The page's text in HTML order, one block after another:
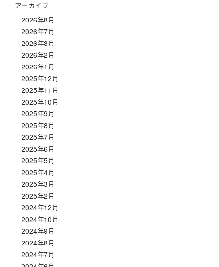
アーカイブ
2026年8月
2026年7月
2026年3月
2026年2月
2026年1月
2025年12月
2025年11月
2025年10月
2025年9月
2025年8月
2025年7月
2025年6月
2025年5月
2025年4月
2025年3月
2025年2月
2024年12月
2024年10月
2024年9月
2024年8月
2024年7月